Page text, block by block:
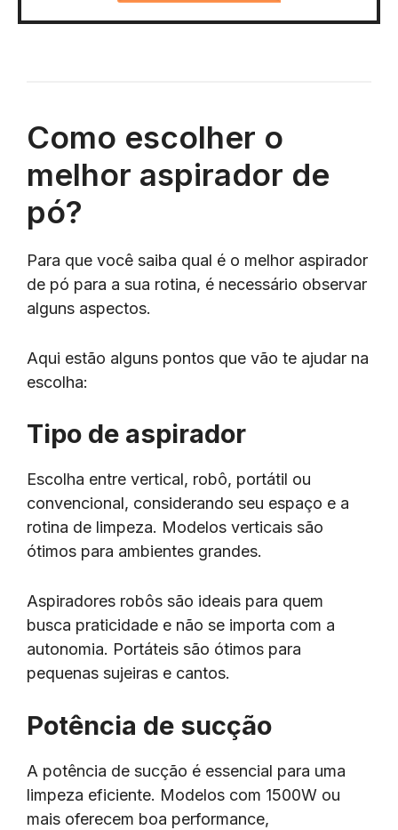
Como escolher o
melhor aspirador de
pó?
Para que você saiba qual é o melhor aspirador
de pó para a sua rotina, é necessário observar
alguns aspectos.
Aqui estão alguns pontos que vão te ajudar na
escolha:
Tipo de aspirador
Escolha entre vertical, robô, portátil ou
convencional, considerando seu espaço e a
rotina de limpeza. Modelos verticais são
ótimos para ambientes grandes.
Aspiradores robôs são ideais para quem
busca praticidade e não se importa com a
autonomia. Portáteis são ótimos para
pequenas sujeiras e cantos.
Potência de sucção
A potência de sucção é essencial para uma
limpeza eficiente. Modelos com 1500W ou
mais oferecem boa performance,